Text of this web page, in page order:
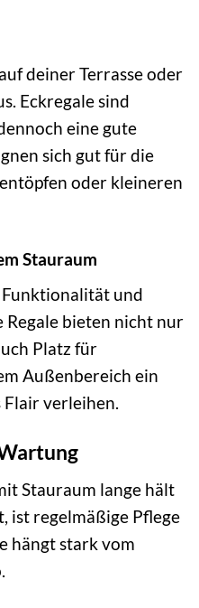
deiner Terrasse oder
Eckregale sind
eine gute
sich gut für die
oder kleineren
Stauraum
Funktionalität und
bieten nicht nur
Platz für
Außenbereich ein
verleihen.
Stauraum lange hält
ist regelmäßige Pflege
hängt stark vom